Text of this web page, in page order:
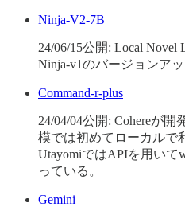
Ninja-V2-7B
24/06/15公開: Local
Ninja-v1のバージョンアッ
Command-r-plus
24/04/04公開: Cohereが
模では初めてローカルで
UtayomiではAPIを用いて
っている。
Gemini